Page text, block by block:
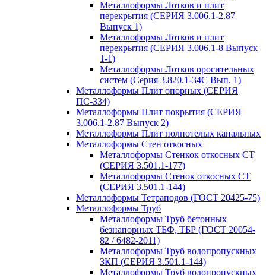
Металлоформы Лотков и плит
перекрытия (СЕРИЯ 3.006.1-2.87
Выпуск 1)
Металлоформы Лотков и плит
перекрытия (СЕРИЯ 3.006.1-8 Выпуск
1-1)
Металлоформы Лотков оросительных
систем (Серия 3.820.1-34С Вып. 1)
Металлоформы Плит опорных (СЕРИЯ
ПС-334)
Металлоформы Плит покрытия (СЕРИЯ
3.006.1-2.87 Выпуск 2)
Металлоформы Плит полнотелых канальных
Металлоформы Стен откосных
Металлоформы Стенкок откосных СТ
(СЕРИЯ 3.501.1-177)
Металлоформы Стенок откосных СТ
(СЕРИЯ 3.501.1-144)
Металлоформы Тетраподов (ГОСТ 20425-75)
Металлоформы Труб
Металлоформы Труб бетонных
безнапорных ТБФ, ТБР (ГОСТ 20054-
82 / 6482-2011)
Металлоформы Труб водопропускных
ЗКП (СЕРИЯ 3.501.1-144)
Металлоформы Труб водопропускных